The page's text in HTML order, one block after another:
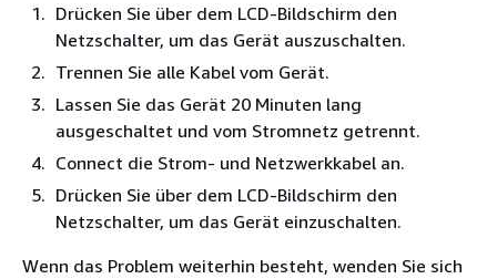
Drücken Sie über dem LCD-Bildschirm den
Netzschalter, um das Gerät auszuschalten.
Trennen Sie alle Kabel vom Gerät.
Lassen Sie das Gerät 20 Minuten lang
ausgeschaltet und vom Stromnetz getrennt.
Connect die Strom- und Netzwerkkabel an.
Drücken Sie über dem LCD-Bildschirm den
Netzschalter, um das Gerät einzuschalten.
Wenn das Problem weiterhin besteht, wenden Sie sich